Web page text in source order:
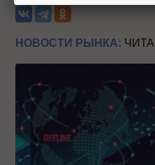
НОВОСТИ РЫНКА: